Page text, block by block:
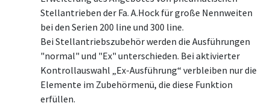
Stellantrieben der Fa. A.Hock für große Nennweiten
bei den Serien 200 line und 300 line.
Bei Stellantriebszubehör werden die Ausführungen
"normal" und "Ex" unterschieden. Bei aktivierter
Kontrollauswahl „Ex-Ausführung“ verbleiben nur die
Elemente im Zubehörmenü, die diese Funktion
erfüllen.